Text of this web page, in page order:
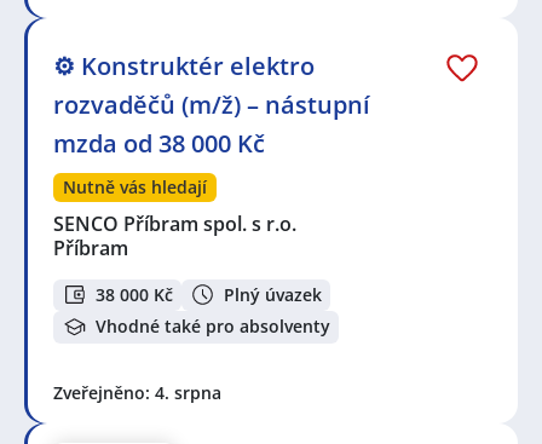
⚙️ Konstruktér elektro
rozvaděčů (m/ž) – nástupní
mzda od 38 000 Kč
Nutně vás hledají
SENCO Příbram spol. s r.o.
Příbram
38 000 Kč
Plný úvazek
Vhodné také pro absolventy
Zveřejněno: 4. srpna